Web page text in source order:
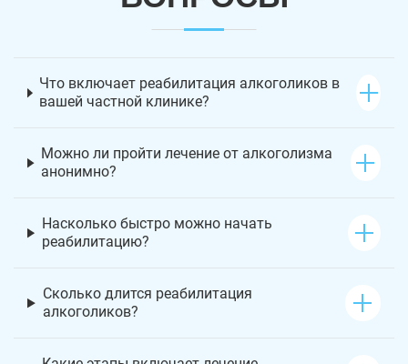
Что включает реабилитация алкоголиков в
вашей частной клинике?
Можно ли пройти лечение от алкоголизма
анонимно?
Насколько быстро можно начать
реабилитацию?
Сколько длится реабилитация
алкоголиков?